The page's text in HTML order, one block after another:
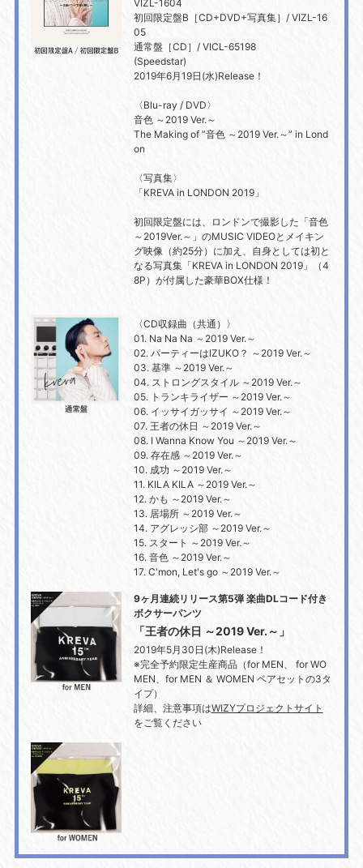
VIZL-1604
初回限定盤B［CD+DVD+写真集］/ VIZL-16
05
通常盤［CD］/ VICL-65198
(Speedstar)
2019年6月19日(水)Release！
〈Blu-ray / DVD〉
音色 ～2019 Ver.～
The Making of ”音色 ～2019 Ver.～” in Lond
on
〈写真集〉
「KREVA in LONDON 2019」
初回限定盤には、ロンドンで撮影した「音色
～2019Ver.～」のMUSIC VIDEOとメイキン
グ映像（約25分）に加え、自身としては初と
なる写真集「KREVA in LONDON 2019」（4
8P）が付属した豪華BOX仕様！
〈CD収録曲（共通）〉
01. Na Na Na ～2019 Ver.～
02. パーティーはIZUKO？ ～2019 Ver.～
03. 基準 ～2019 Ver.～
04. ストロングスタイル ～2019 Ver.～
05. トランキライザー ～2019 Ver.～
06. イッサイガッサイ ～2019 Ver.～
07. 王者の休日 ～2019 Ver.～
08. I Wanna Know You ～2019 Ver.～
09. 存在感 ～2019 Ver.～
10. 成功 ～2019 Ver.～
11. KILA KILA ～2019 Ver.～
12. かも ～2019 Ver.～
13. 居場所 ～2019 Ver.～
14. アグレッシ部 ～2019 Ver.～
15. スタート ～2019 Ver.～
16. 音色 ～2019 Ver.～
17. C'mon, Let's go ～2019 Ver.～
9ヶ月連続リリース第5弾 楽曲DLコード付き
ボクサーパンツ
「王者の休日 ～2019 Ver.～」
2019年5月30日(木)Release！
※完全予約限定生産商品（for MEN、 for WO
MEN、for MEN ＆ WOMEN ペアセットの3タ
イプ）
詳細、注意事項はWIZYプロジェクトサイト
をご覧ください